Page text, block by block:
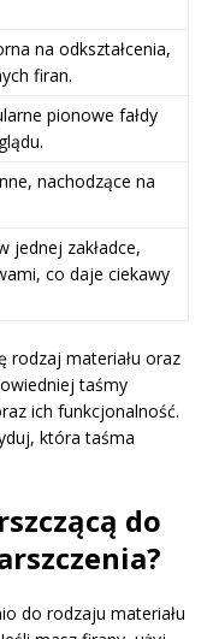
na odkształcenia,
firan.
pionowe fałdy
nachodzące na
jednej zakładce,
co daje ciekawy
rodzaj materiału oraz
taśmy
ich funkcjonalność.
która taśma
do
do rodzaju materiału